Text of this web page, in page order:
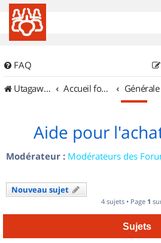
FAQ
UtagawaVTT (Randos VTT et VTTAE avec traces GPS)
Accueil forum Générale
Aide pour
Modérateur : Modérateurs des
Nouveau sujet
4 sujets • Page 1
Sujets